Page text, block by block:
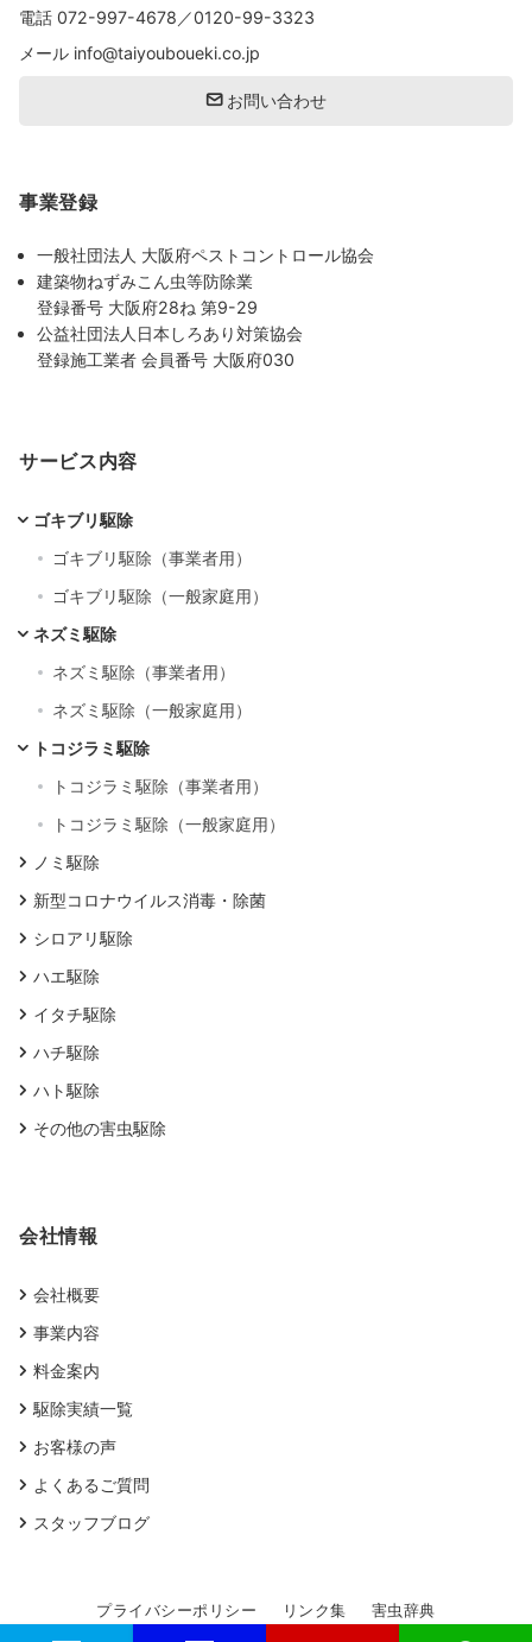
電話 072-997-4678 ／0120-99-3323
メール info@taiyouboueki.co.jp
お問い合わせ
事業登録
一般社団法人 大阪府ペストコントロール協会
建築物ねずみこん虫等防除業
登録番号 大阪府28ね 第9-29
公益社団法人日本しろあり対策協会
登録施工業者 会員番号 大阪府030
サービス内容
ゴキブリ駆除
ゴキブリ駆除（事業者用）
ゴキブリ駆除（一般家庭用）
ネズミ駆除
ネズミ駆除（事業者用）
ネズミ駆除（一般家庭用）
トコジラミ駆除
トコジラミ駆除（事業者用）
トコジラミ駆除（一般家庭用）
ノミ駆除
新型コロナウイルス消毒・除菌
シロアリ駆除
ハエ駆除
イタチ駆除
ハチ駆除
ハト駆除
その他の害虫駆除
会社情報
会社概要
事業内容
料金案内
駆除実績一覧
お客様の声
よくあるご質問
スタッフブログ
プライバシーポリシー リンク集 害虫辞典